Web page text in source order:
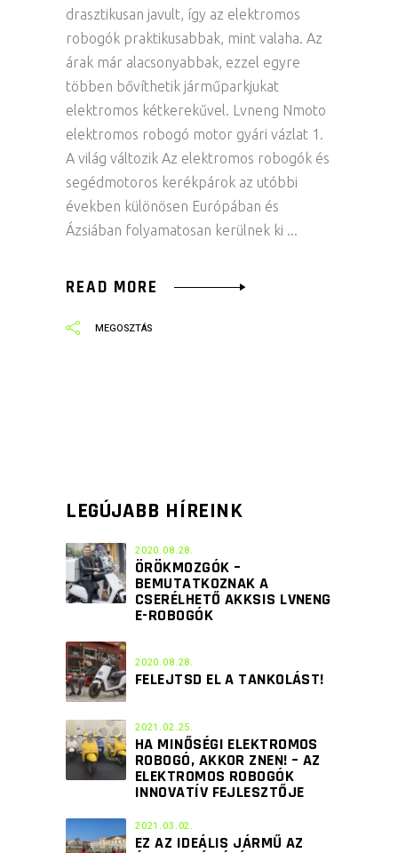
drasztikusan javult, így az elektromos
robogók praktikusabbak, mint valaha. Az
árak már alacsonyabbak, ezzel egyre
többen bővíthetik járműparkjukat
elektromos kétkerekűvel. Lvneng Nmoto
elektromos robogó motor gyári vázlat 1.
A világ változik Az elektromos robogók és
segédmotoros kerékpárok az utóbbi
években különösen Európában és
Ázsiában folyamatosan kerülnek ki
READ MORE
LEGÚJABB HÍREINK
2020.08.28.
ÖRÖKMOZGÓK –
BEMUTATKOZNAK A
CSERÉLHETŐ AKKSIS LVNENG
E-ROBOGÓK
2020.08.28.
FELEJTSD EL A TANKOLÁST!
2021.02.25.
HA MINŐSÉGI ELEKTROMOS
ROBOGÓ, AKKOR ZNEN! – AZ
ELEKTROMOS ROBOGÓK
INNOVATÍV FEJLESZTŐJE
2021.03.02.
EZ AZ IDEÁLIS JÁRMŰ AZ